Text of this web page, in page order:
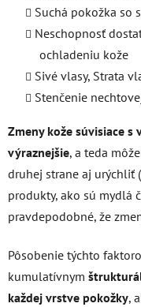
Suchá pokožka so
Neschopnosť
ochladeniu kože
Sivé vlasy, Strata
Stenčenie
Zmeny kože súvisiace
výraznejšie, a teda
druhej strane aj urýchliť
produkty, ako sú mydlá
pravdepodobné, že
Pôsobenie týchto
kumulatívnym
každej vrstve pokožky,